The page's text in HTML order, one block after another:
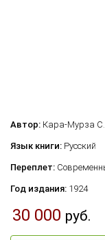
по дате поступления
Автор: Кара-Мурза
Язык книги: Русский
Переплет:
Год издания: 1924
30 000 руб.